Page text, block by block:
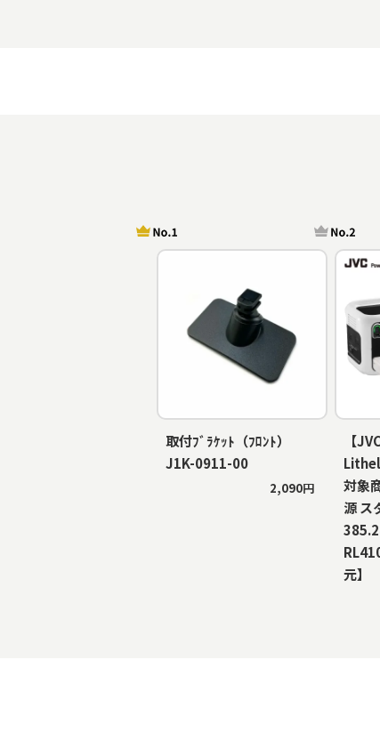
取付ﾌﾞﾗｹｯﾄ（ﾌﾛﾝﾄ）
J1K-0911-00
2,090円
【
対象
源 ス
元】